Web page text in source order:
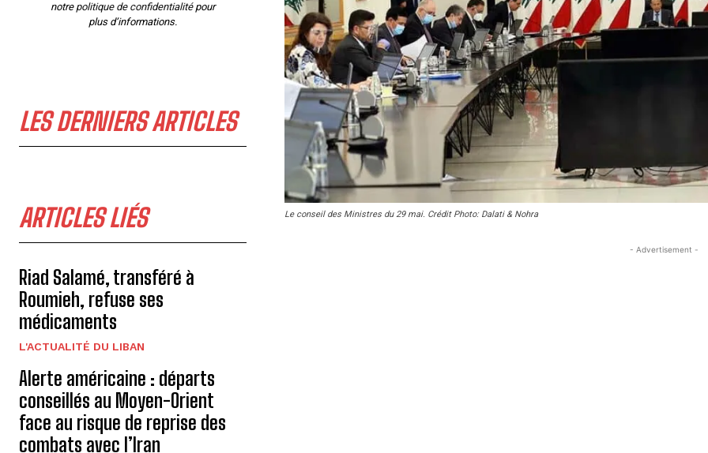
notre politique de confidentialitépour
plus d’informations.
LES DERNIERS ARTICLES
ARTICLES LIÉS
Riad Salamé, transféré à
Roumieh, refuse ses
médicaments
L'ACTUALITÉ DU LIBAN
Alerte américaine : départs
conseillés au Moyen-Orient
face au risque de reprise des
combats avec l’Iran
Le conseil des Ministres du 29 mai. Crédit Photo: Dalati & Nohra
- Advertisement -